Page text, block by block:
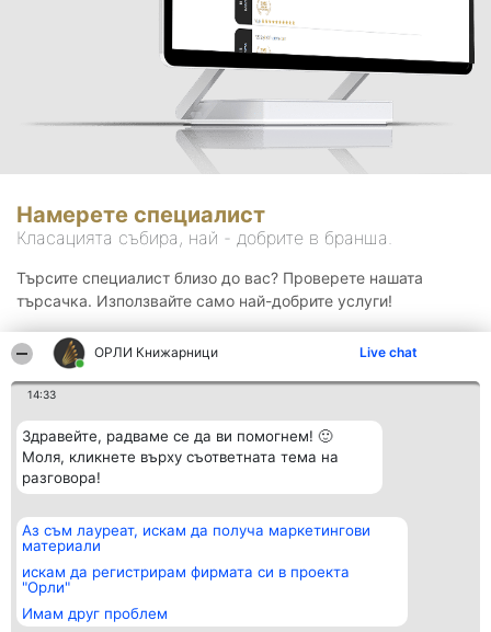
ОРЛИ Книжарници Live chat
14:33
Здравейте, радваме се да ви помогнем! 🙂
Моля, кликнете върху съответната тема на
разговора!
Аз съм лауреат, искам да получа маркетингови
материали
искам да регистрирам фирмата си в проекта
"Орли"
Имам друг проблем
Намерете специалист
Класацията събира, най - добрите в бранша.
Търсите специалист близо до вас? Проверете нашата
търсачка. Използвайте само най-добрите услуги!
Организатор на
класиране
BulevardulAleea Timișul De
Sus Nr. 2, Bl. A30, Sc. A, Et.
4, Ap. 13
București 53-238
Класация
всички
Статут/Устав
Контакти